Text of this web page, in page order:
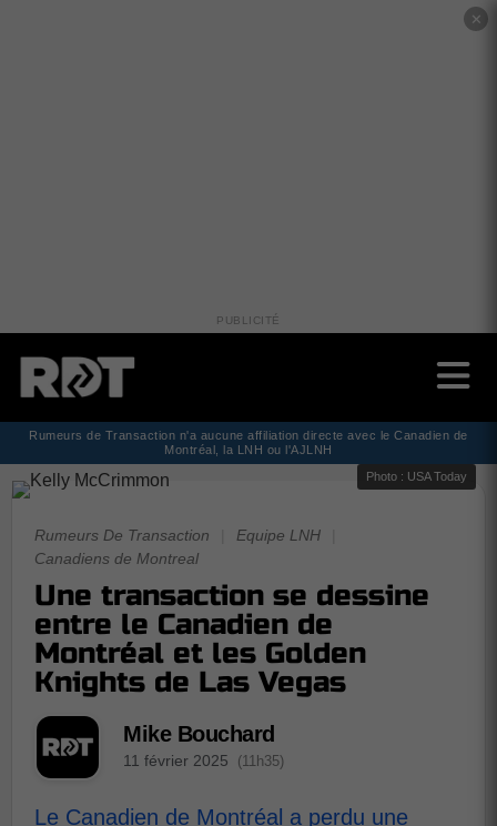
✕
PUBLICITÉ
Rumeurs de Transaction n'a aucune affiliation directe avec le Canadien de
Montréal, la LNH ou l'AJLNH
Photo : USA Today
Rumeurs De Transaction Equipe LNH
Canadiens de Montreal
Une transaction se dessine
entre le Canadien de
Montréal et les Golden
Knights de Las Vegas
Mike Bouchard
11 février 2025 (11h35)
Le Canadien de Montréal a perdu une